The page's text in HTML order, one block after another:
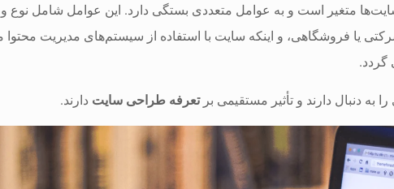
متغیر است و به عوامل متعددی بستگی دارد. این عوامل شامل
یا فروشگاهی، و اینکه سایت با استفاده از سیستم‌های مدیریت محتوا
گردد.
به دنبال دارند و تأثیر مستقیمی برتعرفه طراحی سایت دارند.